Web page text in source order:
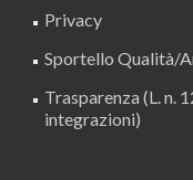
Privacy
Sportello Qualità/
Trasparenza (L. n.
integrazioni)